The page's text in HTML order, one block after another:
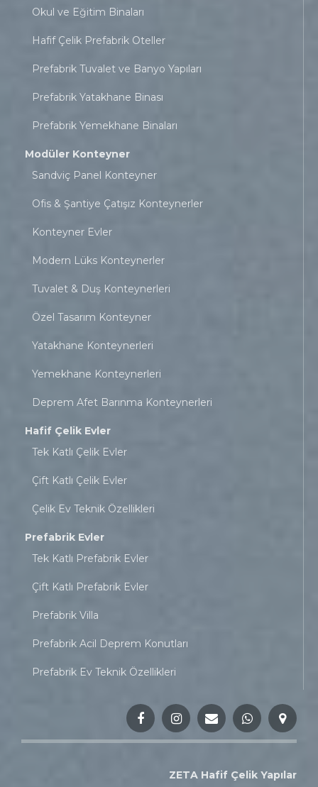
Okul ve Eğitim Binaları
Hafif Çelik Prefabrik Oteller
Prefabrik Tuvalet ve Banyo Yapıları
Prefabrik Yatakhane Binası
Prefabrik Yemekhane Binaları
Modüler Konteyner
Sandviç Panel Konteyner
Ofis & Şantiye Çatışız Konteynerler
Konteyner Evler
Modern Lüks Konteynerler
Tuvalet & Duş Konteynerleri
Özel Tasarım Konteyner
Yatakhane Konteynerleri
Yemekhane Konteynerleri
Deprem Afet Barınma Konteynerleri
Hafif Çelik Evler
Tek Katlı Çelik Evler
Çift Katlı Çelik Evler
Çelik Ev Teknik Özellikleri
Prefabrik Evler
Tek Katlı Prefabrik Evler
Çift Katlı Prefabrik Evler
Prefabrik Villa
Prefabrik Acil Deprem Konutları
Prefabrik Ev Teknik Özellikleri
ZETA Hafif Çelik Yapılar